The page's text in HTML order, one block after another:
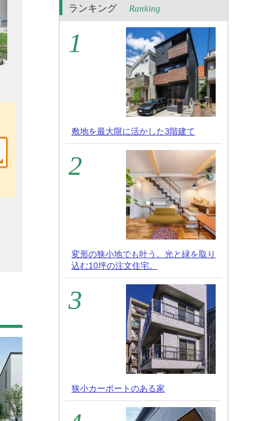
ランキング Ranking
敷地を最大限に活かした3階建て
変形の狭小地でも叶う。光と緑を取り
込む10坪の注文住宅。
狭小カーポートのある家